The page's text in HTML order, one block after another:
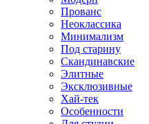
Прованс
Неоклассика
Минимализм
Под старину
Скандинавские
Элитные
Эксклюзивные
Хай-тек
Особенности